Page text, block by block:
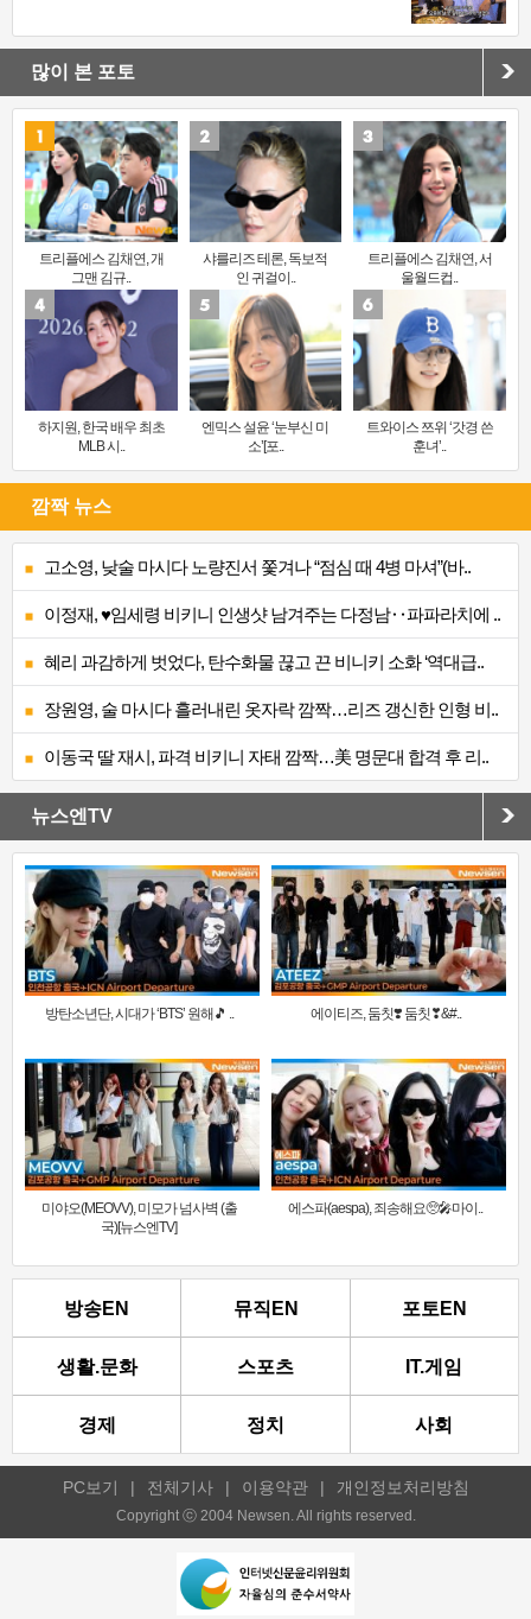
많이 본 포토
트리플에스 김채연, 개
그맨 김규..
샤를리즈 테론, 독보적
인 귀걸이..
트리플에스 김채연, 서
울월드컵..
하지원, 한국 배우 최초
MLB 시..
엔믹스 설윤 ‘눈부신 미
소’[포..
트와이스 쯔위 ‘갓경 쓴
훈녀’..
깜짝 뉴스
고소영, 낮술 마시다 노량진서 쫓겨나 “점심 때 4병 마셔”(바..
이정재, ♥임세령 비키니 인생샷 남겨주는 다정남‥파파라치에 ..
혜리 과감하게 벗었다, 탄수화물 끊고 끈 비니키 소화 ‘역대급..
장원영, 술 마시다 흘러내린 옷자락 깜짝…리즈 갱신한 인형 비..
이동국 딸 재시, 파격 비키니 자태 깜짝…美 명문대 합격 후 리..
뉴스엔TV
방탄소년단, 시대가 ‘BTS’ 원해🎵 .. 에이티즈, 둠칫❣️ 둠칫❣&#..
미야오(MEOVV), 미모가 넘사벽 (출
국)[뉴스엔TV]
에스파(aespa), 죄송해요🥺🎤마이..
방송EN 뮤직EN 포토EN
생활.문화 스포츠 IT.게임
경제 정치 사회
PC보기 | 전체기사 | 이용약관 | 개인정보처리방침
Copyright ⓒ 2004 Newsen. All rights reserved.